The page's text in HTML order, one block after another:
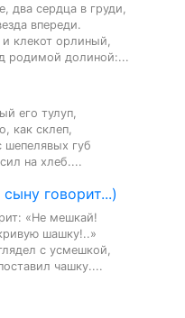
два сердца в груди,
впереди.
клекот орлиный,
родимой долиной:...
его тулуп,
как склеп,
губ
на хлеб....
говорит...)
«Не мешкай!
шашку!..»
с усмешкой,
чашку....